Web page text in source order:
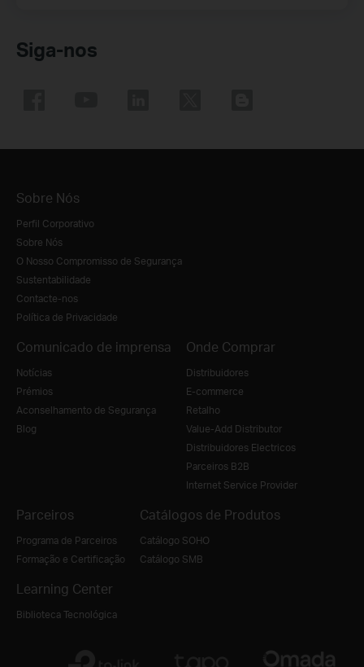
Siga-nos
Sobre Nós
Perfil Corporativo
Sobre Nós
O Nosso Compromisso de Segurança
Sustentabilidade
Contacte-nos
Política de Privacidade
Comunicado de imprensa
Notícias
Prémios
Aconselhamento de Segurança
Blog
Onde Comprar
Distribuidores
E-commerce
Retalho
Value-Add Distributor
Distribuidores Electricos
Parceiros B2B
Internet Service Provider
Parceiros
Programa de Parceiros
Formação e Certificação
Catálogos de Produtos
Catálogo SOHO
Catálogo SMB
Learning Center
Biblioteca Tecnológica